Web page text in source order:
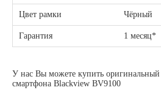
Цвет рамки Чёрный
Гарантия 1 месяц*
У нас Вы можете купить
смартфона Blackview BV9100